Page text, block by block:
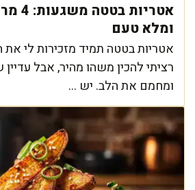
ומלא טעם
אטריות בטטה תמיד מזכירות לי
רציתי להכין משהו מהיר, אבל
ומחמם את הלב. יש ...